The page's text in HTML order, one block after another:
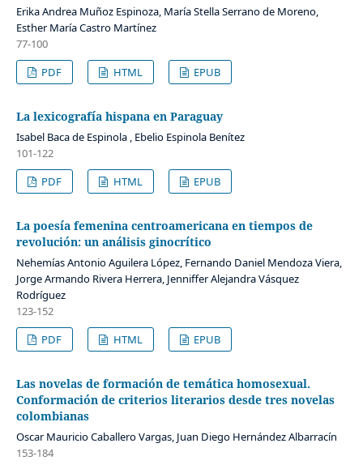
Erika Andrea Muñoz Espinoza, María Stella Serrano de Moreno,
Esther María Castro Martínez
77-100
PDF
HTML EPUB
La lexicografía hispana en Paraguay
Isabel Baca de Espinola , Ebelio Espinola Benítez
101-122
PDF
HTML EPUB
La poesía femenina centroamericana en tiempos de
revolución: un análisis ginocrítico
Nehemías Antonio Aguilera López, Fernando Daniel Mendoza Viera,
Jorge Armando Rivera Herrera, Jenniffer Alejandra Vásquez
Rodríguez
123-152
PDF
HTML EPUB
Las novelas de formación de temática homosexual.
Conformación de criterios literarios desde tres novelas
colombianas
Oscar Mauricio Caballero Vargas, Juan Diego Hernández Albarracín
153-184